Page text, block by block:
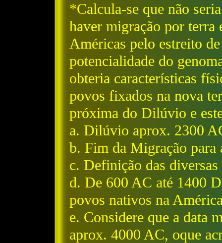
*Calcula-se que não
haver migração por terra
Américas pelo estreito
potencialidade do
obteria características
povos fixados na nova
próxima do Dilúvio e
a. Dilúvio aprox. 2300
b. Fim da Migração
c. Definição das
d. De 600 AC até 1400
povos nativos na
e. Considere que a data
aprox. 4000 AC, oque